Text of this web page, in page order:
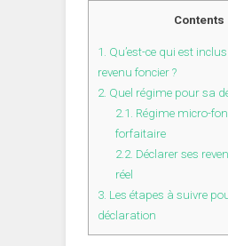
Contents
1. Qu’est-ce qui est
revenu foncier ?
2. Quel régime pour sa
2.1. Régime micro-
forfaitaire
2.2. Déclarer ses
réel
3. Les étapes à suivre
déclaration